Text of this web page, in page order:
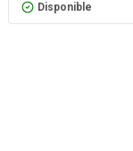
Disponible